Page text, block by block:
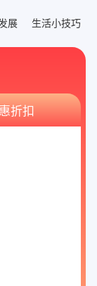
展 生活小技巧
折扣